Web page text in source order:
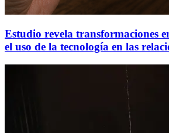
Estudio revela transformaciones
el uso de la tecnología en las